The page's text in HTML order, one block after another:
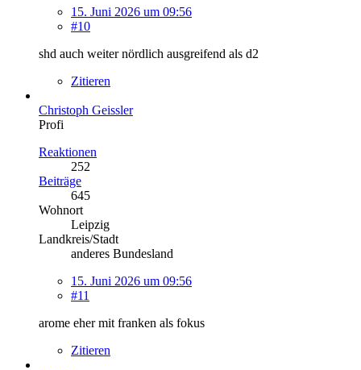
15. Juni 2026 um 09:56
#10
shd auch weiter nördlich ausgreifend als d2
Zitieren
Christoph Geissler
Profi
Reaktionen
252
Beiträge
645
Wohnort
Leipzig
Landkreis/Stadt
anderes Bundesland
15. Juni 2026 um 09:56
#11
arome eher mit franken als fokus
Zitieren